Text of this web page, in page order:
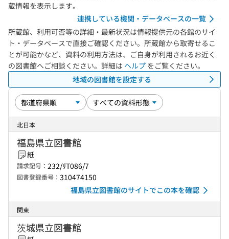
蔵情報を表示します。
連携している機関・データベースの一覧
所蔵館、利用可否等の詳細・最新状況は情報提供元の各館のサイ
ト・データベースで直接ご確認ください。所蔵館から取寄せるこ
とが可能かなど、資料の利用方法は、ご自身が利用されるお近く
の図書館へご相談ください。詳細は ヘルプ をご覧ください。
地域の図書館を設定する
北日本
福島県立図書館
紙
請求記号： 232/ﾘT086/7
図書登録番号： 310474150
福島県立図書館のサイトでこの本を確認
関東
茨城県立図書館